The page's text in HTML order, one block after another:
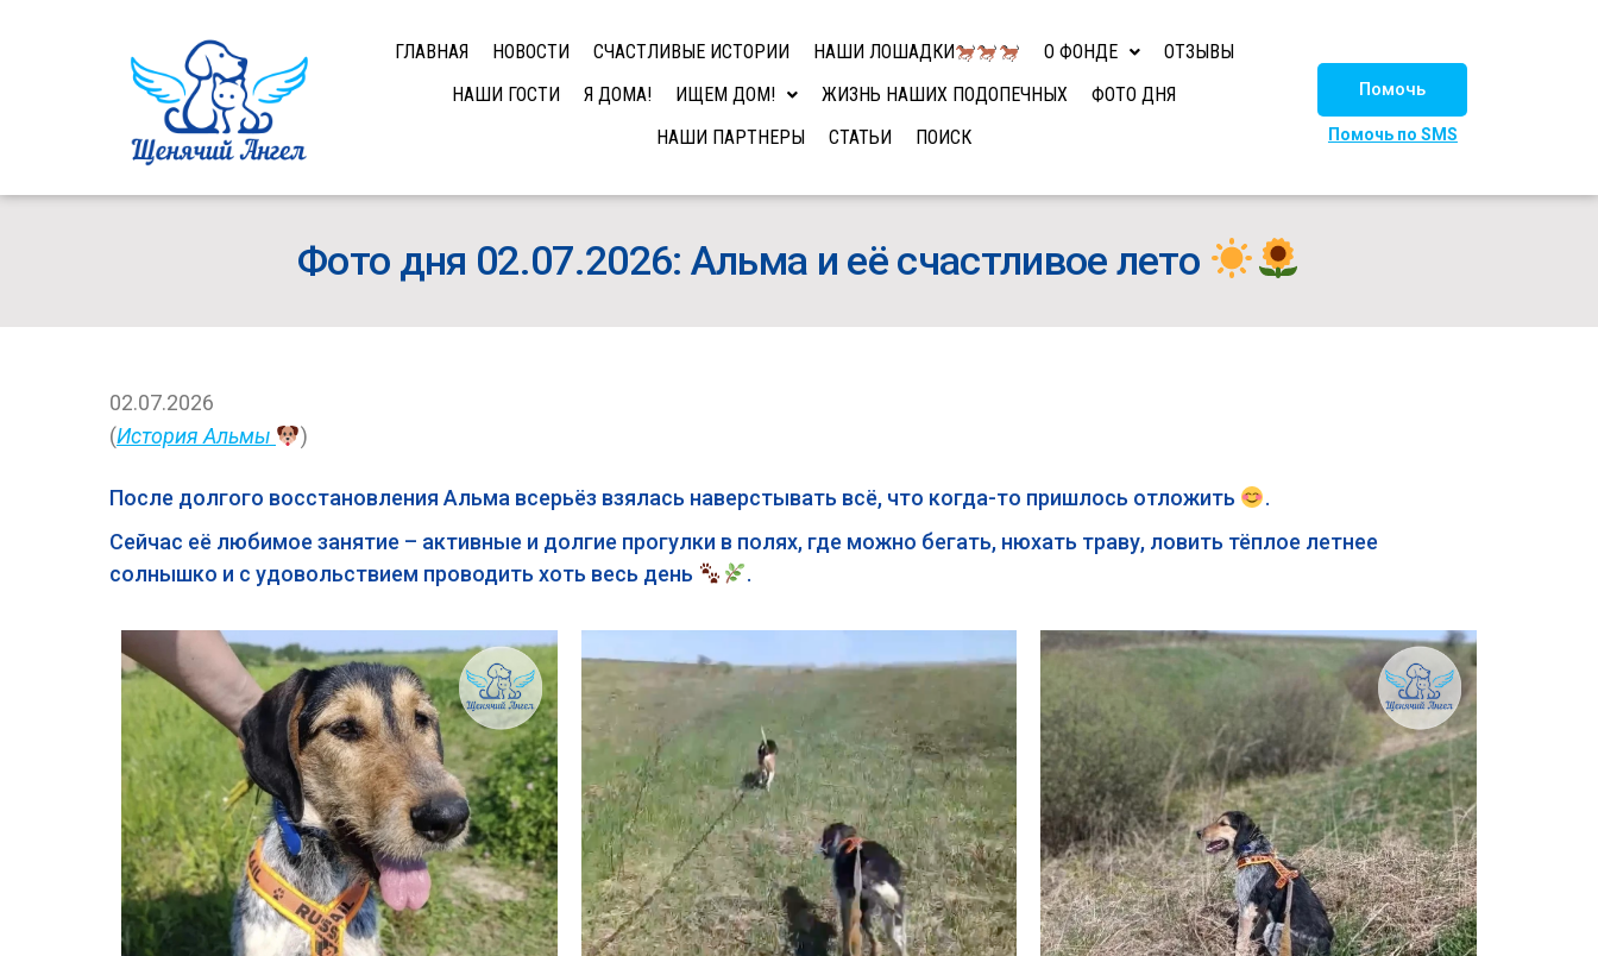
ГЛАВНАЯ НОВОСТИ СЧАСТЛИВЫЕ ИСТОРИИ НАШИ ЛОШАДКИ О ФОНДЕ
ОТЗЫВЫ
НАШИ ГОСТИ
Я ДОМА! ИЩЕМ ДОМ! ЖИЗНЬ НАШИХ ПОДОПЕЧНЫХ
ФОТО ДНЯ
НАШИ ПАРТНЕРЫ
СТАТЬИ ПОИСК
Помочь
Помочь по SMS
Фото дня 02.07.2026: Альма и её счастливое лето
02.07.2026
(История Альмы )
После долгого восстановления Альма всерьёз взялась наверстывать всё, что когда-то пришлось отложить
.
Сейчас её любимое занятие – активные и долгие прогулки в полях, где можно бегать, нюхать траву, ловить тёплое летнее
солнышко и с удовольствием проводить хоть весь день
.